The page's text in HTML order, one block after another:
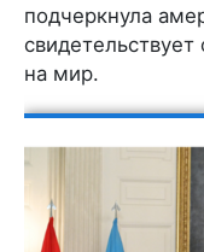
подчеркнула
на мир.